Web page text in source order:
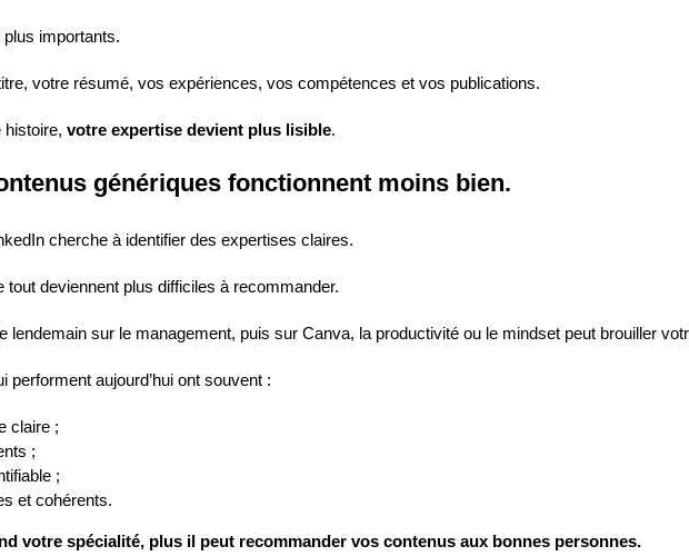
plus importants.
votre résumé, vos expériences, vos compétences et vos publications.
histoire, votre expertise devient plus lisible.
génériques fonctionnent moins bien.
cherche à identifier des expertises claires.
tout deviennent plus difficiles à recommander.
lendemain sur le management, puis sur Canva, la productivité ou le mindset peut brouiller
performent aujourd’hui ont souvent :
claire ;
;
;
et cohérents.
votre spécialité, plus il peut recommander vos contenus aux bonnes personnes.